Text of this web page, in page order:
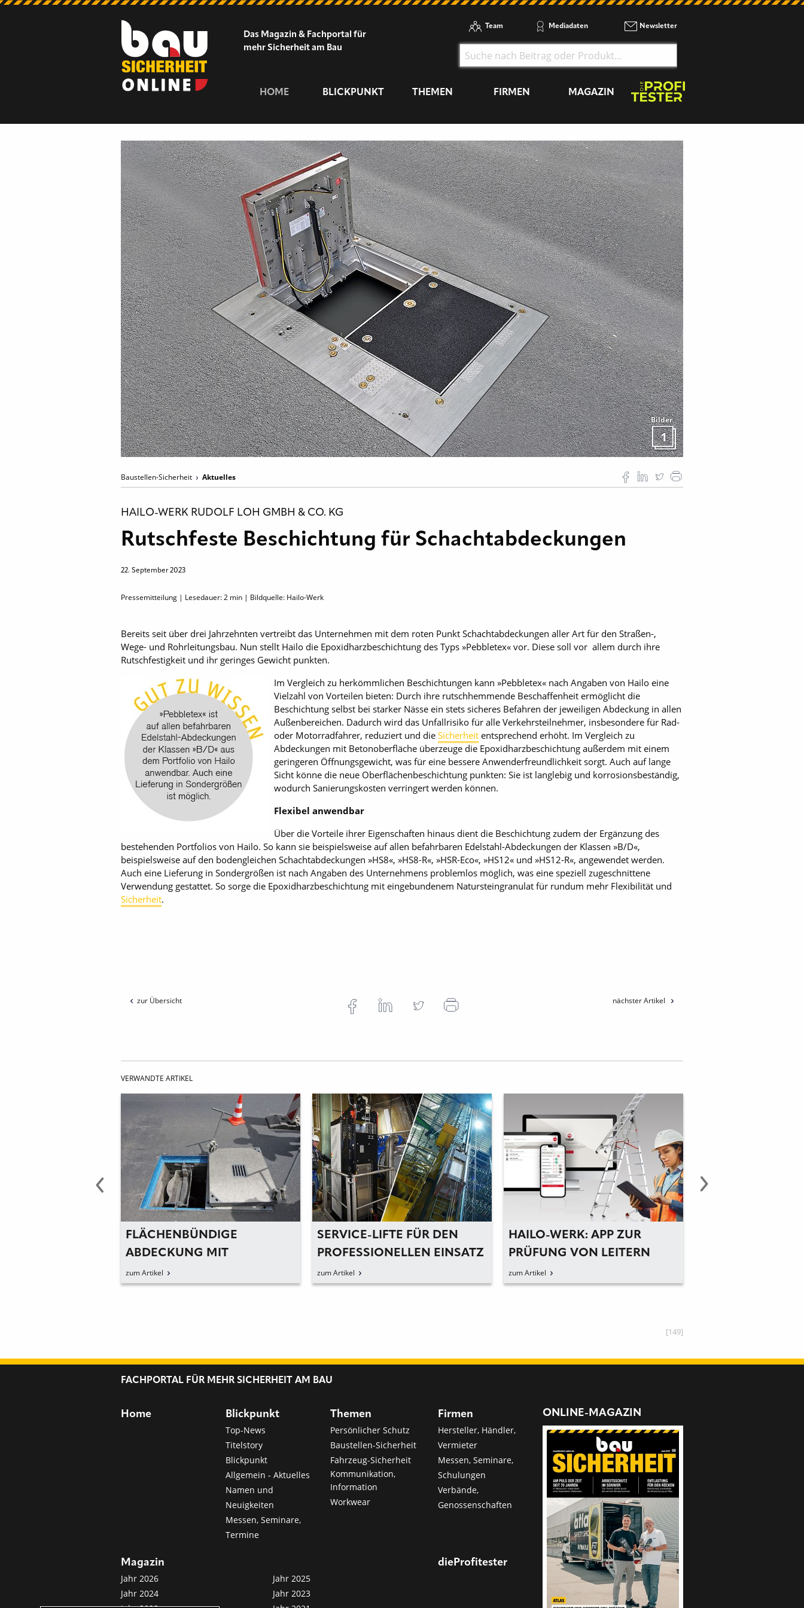
Das Magazin & Fachportal für
mehr Sicherheit am Bau
Team Mediadaten Newsletter
HOME BLICKPUNKT THEMEN FIRMEN MAGAZIN
Bilder
1
Baustellen-Sicherheit Aktuelles
HAILO-WERK RUDOLF LOH GMBH & CO. KG
Rutschfeste Beschichtung für Schachtabdeckungen
22. September 2023
Pressemitteilung | Lesedauer:2 min | Bildquelle: Hailo-Werk
Bereits seit über drei Jahrzehnten vertreibt das Unternehmen mit dem roten Punkt Schachtabdeckungen aller Art für den Straßen-,
Wege- und Rohrleitungsbau. Nun stellt Hailo die Epoxidharzbeschichtung des Typs »Pebbletex« vor. Diese soll vor allem durch ihre
Rutschfestigkeit und ihr geringes Gewicht punkten.
Im Vergleich zu herkömmlichen Beschichtungen kann »Pebbletex« nach Angaben von Hailo eine
Vielzahl von Vorteilen bieten: Durch ihre rutschhemmende Beschaffenheit ermöglicht die
Beschichtung selbst bei starker Nässe ein stets sicheres Befahren der jeweiligen Abdeckung in allen
Außenbereichen. Dadurch wird das Unfallrisiko für alle Verkehrsteilnehmer, insbesondere für Rad-
oder Motorradfahrer, reduziert und die Sicherheit entsprechend erhöht. Im Vergleich zu
Abdeckungen mit Betonoberfläche überzeuge die Epoxidharzbeschichtung außerdem mit einem
geringeren Öffnungsgewicht, was für eine bessere Anwenderfreundlichkeit sorgt. Auch auf lange
Sicht könne die neue Oberflächenbeschichtung punkten: Sie ist langlebig und korrosionsbeständig,
wodurch Sanierungskosten verringert werden können.
Flexibel anwendbar
Über die Vorteile ihrer Eigenschaften hinaus dient die Beschichtung zudem der Ergänzung des
bestehenden Portfolios von Hailo. So kann sie beispielsweise auf allen befahrbaren Edelstahl-Abdeckungen der Klassen »B/D«,
beispielsweise auf den bodengleichen Schachtabdeckungen »HS8«, »HS8-R«, »HSR-Eco«, »HS12« und »HS12-R«, angewendet werden.
Auch eine Lieferung in Sondergrößen ist nach Angaben des Unternehmens problemlos möglich, was eine speziell zugeschnittene
Verwendung gestattet. So sorge die Epoxidharzbeschichtung mit eingebundenem Natursteingranulat für rundum mehr Flexibilität und
Sicherheit.
zur Übersicht nächster Artikel
VERWANDTE ARTIKEL
FLÄCHENBÜNDIGE
ABDECKUNG MIT
»FLEXYPOX«
zum Artikel
SERVICE-LIFTE FÜR DEN
PROFESSIONELLEN EINSATZ
zum Artikel
HAILO-WERK: APP ZUR
PRÜFUNG VON LEITERN
UND
STEIGSCHUTZSYSTEMEN
zum Artikel
[149]
FACHPORTAL FÜR MEHR SICHERHEIT AM BAU
Home Blickpunkt
Top-News
Titelstory
Blickpunkt
Allgemein - Aktuelles
Namen und
Neuigkeiten
Messen, Seminare,
Termine
Themen
Persönlicher Schutz
Baustellen-Sicherheit
Fahrzeug-Sicherheit
Kommunikation,
Information
Workwear
Firmen
Hersteller, Händler,
Vermieter
Messen, Seminare,
Schulungen
Verbände,
Genossenschaften
Magazin
Jahr 2026
Jahr 2025
Jahr 2024
Jahr 2023
dieProfitester
ONLINE-MAGAZIN